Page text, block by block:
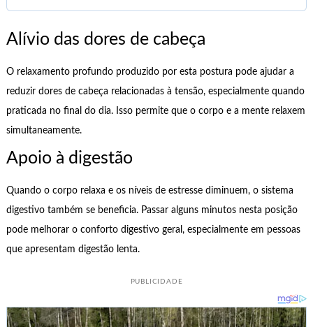
Alívio das dores de cabeça
O relaxamento profundo produzido por esta postura pode ajudar a
reduzir dores de cabeça relacionadas à tensão, especialmente quando
praticada no final do dia. Isso permite que o corpo e a mente relaxem
simultaneamente.
Apoio à digestão
Quando o corpo relaxa e os níveis de estresse diminuem, o sistema
digestivo também se beneficia. Passar alguns minutos nesta posição
pode melhorar o conforto digestivo geral, especialmente em pessoas
que apresentam digestão lenta.
PUBLICIDADE